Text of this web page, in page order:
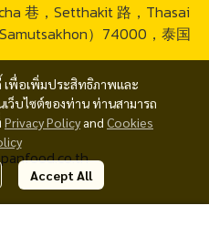
เพื่อเพิ่มประสิทธิภาพและ
ว็บไซต์ของท่าน ท่านสามารถ
Privacy Policy and Cookies
Accept All
巷，Setthakit 路，Thasai
）74000，泰国